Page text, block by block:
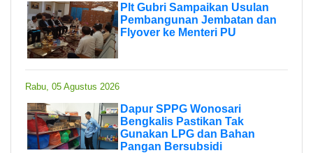
Plt Gubri Sampaikan Usulan
Pembangunan Jembatan dan
Flyover ke Menteri PU
Rabu, 05 Agustus 2026
Dapur SPPG Wonosari
Bengkalis Pastikan Tak
Gunakan LPG dan Bahan
Pangan Bersubsidi